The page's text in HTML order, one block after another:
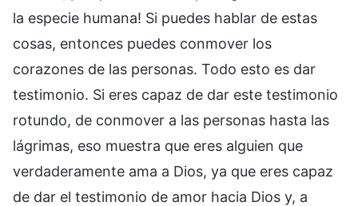
la especie humana! Si puedes hablar de estas
cosas, entonces puedes conmover los
corazones de las personas. Todo esto es dar
testimonio. Si eres capaz de dar este testimonio
rotundo, de conmover a las personas hasta las
lágrimas, eso muestra que eres alguien que
verdaderamente ama a Dios, ya que eres capaz
de dar el testimonio de amor hacia Dios y, a